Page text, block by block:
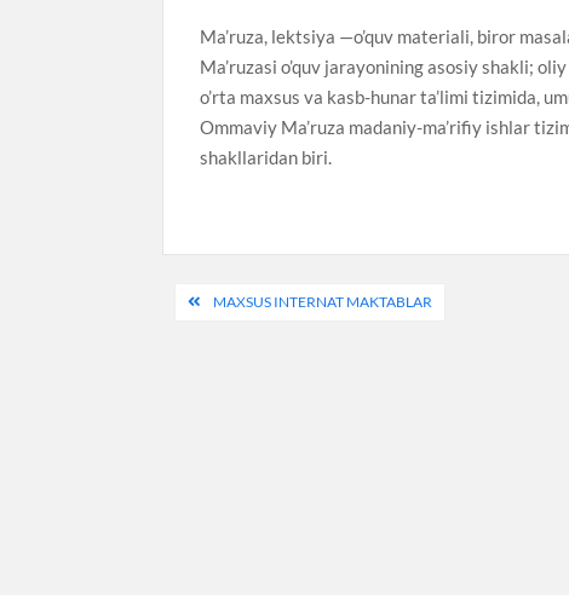
Ma’ruza, lektsiya —o’quv materiali, biror
Ma’ruzasi o’quv jarayonining asosiy shakli;
o’rta maxsus va kasb-hunar ta’limi tizimida,
Ommaviy Ma’ruza madaniy-ma’rifiy ishlar
shakllaridan biri.
PostMAXSUS INTERNAT MAKTABLAR